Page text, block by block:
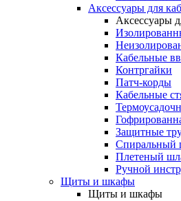
Аксессуары для
Аксессуары
Кабельные
Контргайки
Патч-корды
Кабельные
Защитные
Спиральный
Плетеный
Ручной
Щиты и шкафы
Щиты и шкафы